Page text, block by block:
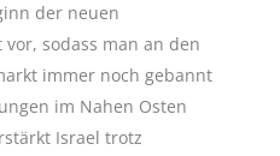
der neuen
sodass man an den
immer noch gebannt
im Nahen Osten
Israel trotz